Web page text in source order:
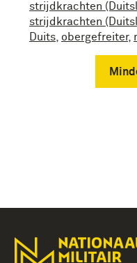
strijdkrachten
strijdkrachten
Duits obergefreiter,